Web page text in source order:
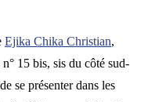
Ejika Chika Christian,
15 bis, sis du côté sud-
se présenter dans les